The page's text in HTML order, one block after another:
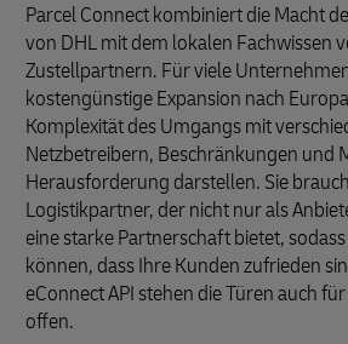
Parcel Connect kombiniert die Macht
von DHL mit dem lokalen Fachwissen
Zustellpartnern. Für viele
kostengünstige Expansion nach
Komplexität des Umgangs mit
Netzbetreibern, Beschränkungen und
Herausforderung darstellen. Sie
Logistikpartner, der nicht nur als
eine starke Partnerschaft bietet,
können, dass Ihre Kunden zufrieden
eConnect API stehen die Türen auch
offen.